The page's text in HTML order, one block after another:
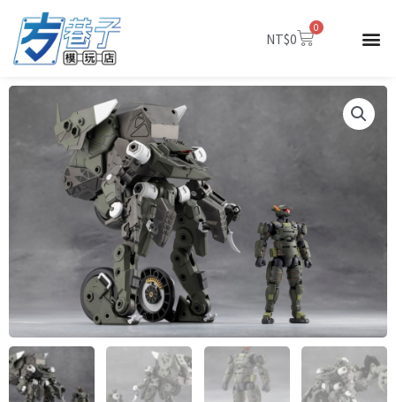
NT$0
0
購